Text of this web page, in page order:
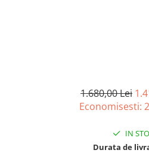
1.680,00 Lei
Economisesti:
IN
Durata de